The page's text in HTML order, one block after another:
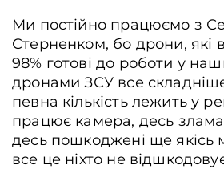
Ми постійно працюємо з
Стерненком, бо дрони, які
98% готові до роботи у
дронами ЗСУ все
певна кількість лежить у
працює камера, десь
десь пошкоджені ще якісь
все це ніхто не